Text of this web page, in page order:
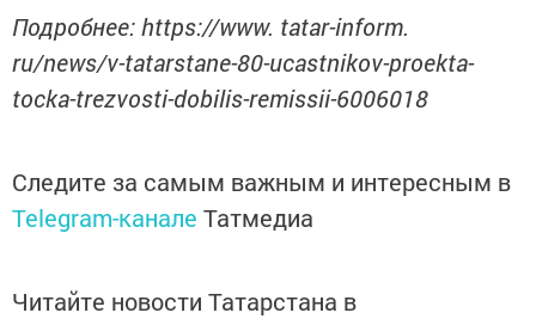
Подробнее: https://www. tatar-inform.
ru/news/v-tatarstane-80-ucastnikov-proekta-
tocka-trezvosti-dobilis-remissii-6006018
Следите за самым важным и интересным в
Telegram-канале Татмедиа
Читайте новости Татарстана в